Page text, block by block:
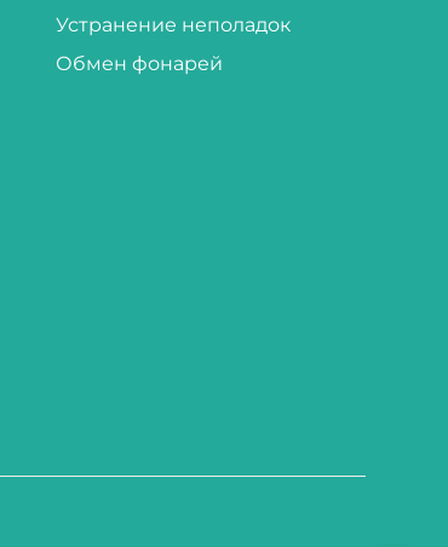
Устранение неполадок
Обмен фонарей